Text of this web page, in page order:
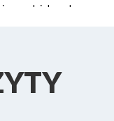
na odcinku od
wraz z nowym